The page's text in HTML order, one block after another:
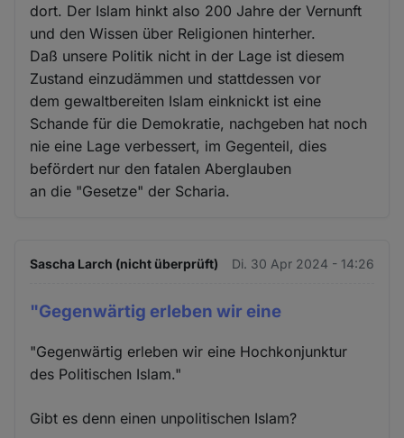
dort. Der Islam hinkt also 200 Jahre der Vernunft
und den Wissen über Religionen hinterher.
Daß unsere Politik nicht in der Lage ist diesem
Zustand einzudämmen und stattdessen vor
dem gewaltbereiten Islam einknickt ist eine
Schande für die Demokratie, nachgeben hat noch
nie eine Lage verbessert, im Gegenteil, dies
befördert nur den fatalen Aberglauben
an die "Gesetze" der Scharia.
Sascha Larch (nicht überprüft) Di. 30 Apr 2024 - 14:26
"Gegenwärtig erleben wir eine
"Gegenwärtig erleben wir eine Hochkonjunktur
des Politischen Islam."
Gibt es denn einen unpolitischen Islam?